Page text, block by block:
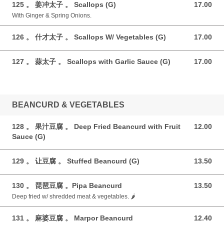
125 。 姜冲太子 。 Scallops (G) 17.00
17.00 GBP
With Ginger & Spring Onions.
126 。 什才太子 。 Scallops W/ Vegetables (G) 17.00
17.00 GBP
127 。 蒜太子 。 Scallops with Garlic Sauce (G) 17.00
17.00 GBP
BEANCURD & VEGETABLES
128 。 果汁豆腐 。 Deep Fried Beancurd with Fruit
Sauce (G)
12.00
12.00 GBP
129 。 让豆腐 。 Stuffed Beancurd (G) 13.50
13.50 GBP
130 。 琵琶豆腐 。Pipa Beancurd 13.50
13.50 GBP
Deep fried w/ shredded meat & vegetables. 🌶️
131 。 麻婆豆腐 。 Marpor Beancurd 12.40
12.40 GBP